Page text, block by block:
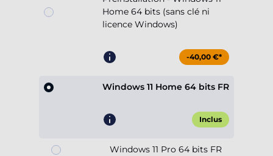
Home 64 bits (sans clé ni
licence Windows)
-40,00 €*
Windows 11 Home 64 bits FR
Inclus
Windows 11 Pro 64 bits FR